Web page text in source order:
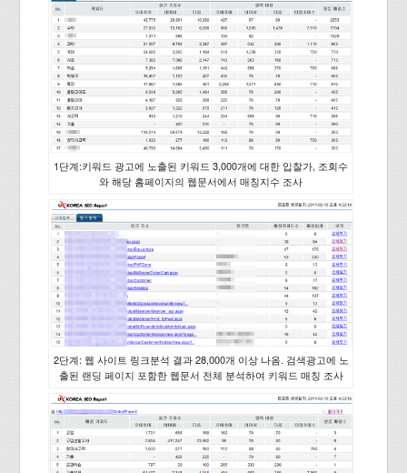
1단계:키워드 광고에 노출된 키워드 3,000개에 대한 입찰가, 조회수
와 해당 홈페이지의 웹문서에서 매칭지수 조사
2단계: 웹 사이트 링크분석 결과 28,000개 이상 나옴. 검색광고에 노
출된 랜딩 페이지 포함한 웹문서 전체 분석하여 키워드 매칭 조사